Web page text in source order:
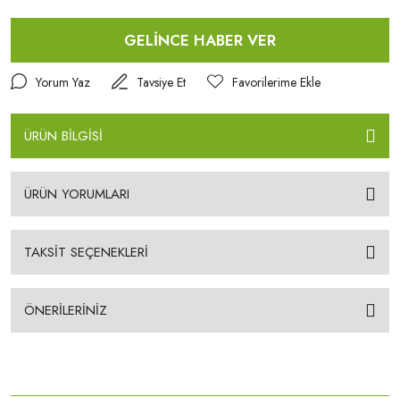
GELİNCE HABER VER
Yorum Yaz Tavsiye Et
ÜRÜN BİLGİSİ
ÜRÜN YORUMLARI
TAKSİT SEÇENEKLERİ
ÖNERİLERİNİZ